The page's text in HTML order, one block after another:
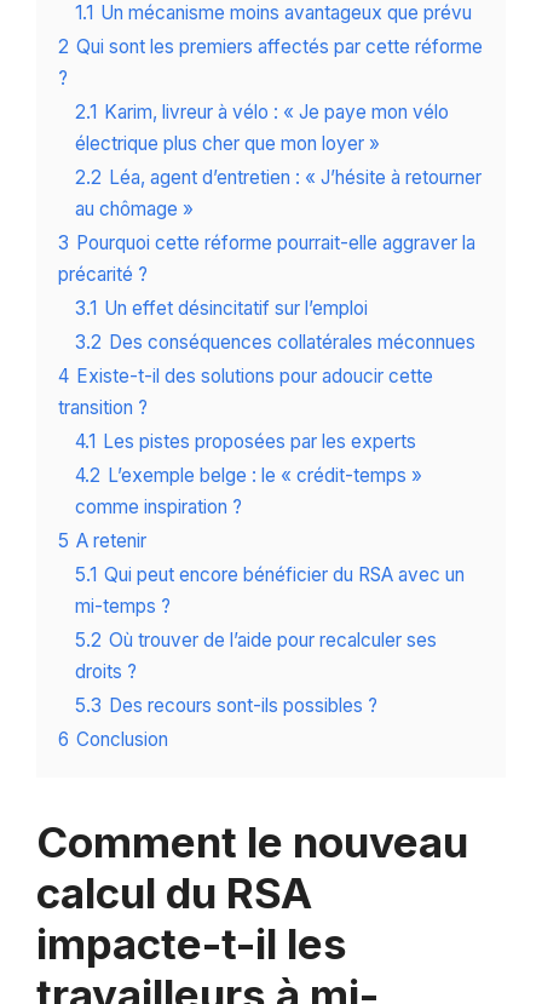
1.1 Un mécanisme moins avantageux que prévu
2 Qui sont les premiers affectés par cette réforme
?
2.1 Karim, livreur à vélo : « Je paye mon vélo
électrique plus cher que mon loyer »
2.2 Léa, agent d’entretien : « J’hésite à retourner
au chômage »
3 Pourquoi cette réforme pourrait-elle aggraver la
précarité ?
3.1 Un effet désincitatif sur l’emploi
3.2 Des conséquences collatérales méconnues
4 Existe-t-il des solutions pour adoucir cette
transition ?
4.1 Les pistes proposées par les experts
4.2 L’exemple belge : le « crédit-temps »
comme inspiration ?
5 A retenir
5.1 Qui peut encore bénéficier du RSA avec un
mi-temps ?
5.2 Où trouver de l’aide pour recalculer ses
droits ?
5.3 Des recours sont-ils possibles ?
6 Conclusion
Comment le nouveau
calcul du RSA
impacte-t-il les